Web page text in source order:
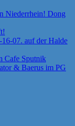
Niederrhein! Dong
07. auf der Halde
Sputnik
& Baerus im PG